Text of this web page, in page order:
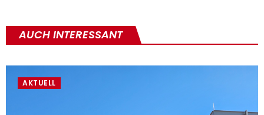
AUCH INTERESSANT
AKTUELL